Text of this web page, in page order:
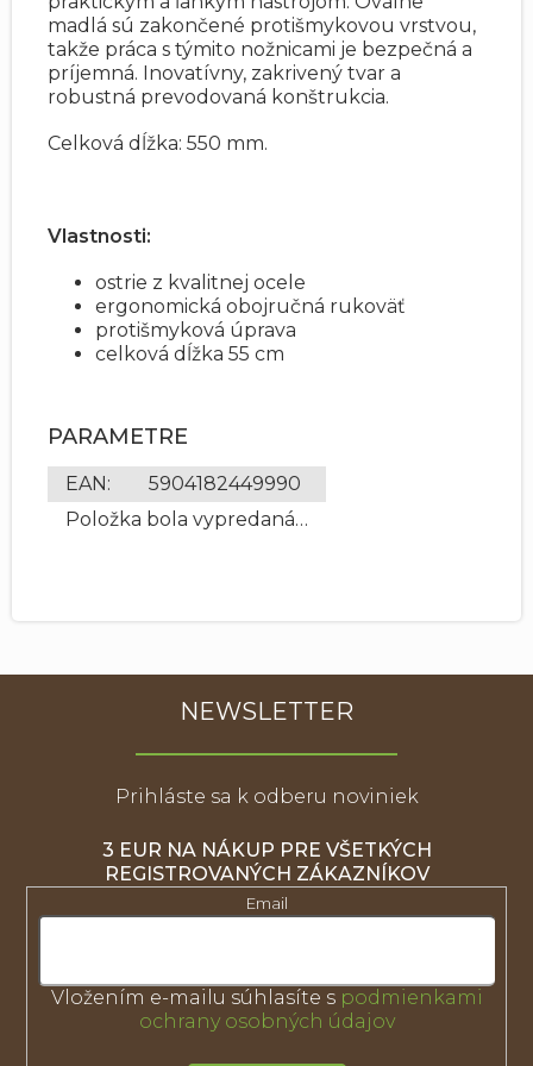
madlá sú zakončené protišmykovou vrstvou,
takže práca s týmito nožnicami je bezpečná a
príjemná. Inovatívny, zakrivený tvar a
robustná prevodovaná konštrukcia.
Celková dĺžka: 550 mm.
Vlastnosti:
ostrie z kvalitnej ocele
ergonomická obojručná rukoväť
protišmyková úprava
celková dĺžka 55 cm
PARAMETRE
EAN:
5904182449990
Položka bola vypredaná…
NEWSLETTER
Prihláste sa k odberu noviniek
3 EUR NA NÁKUP PRE VŠETKÝCH
REGISTROVANÝCH ZÁKAZNÍKOV
Email
Vložením e-mailu súhlasíte s podmienkami
ochrany osobných údajov